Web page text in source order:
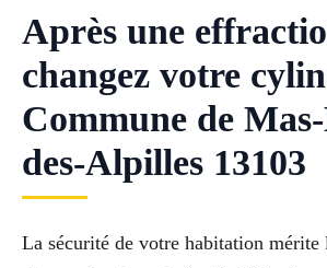
Après une
changez votre
Commune de
des-Alpilles 13103
La sécurité de votre habitation mérite